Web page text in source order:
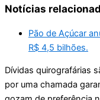
Notícias
Pão de Açúcar
R$ 4,5 bilhões.
Dívidas quirografárias
por uma chamada